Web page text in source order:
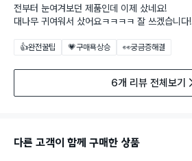
전부터 눈여겨보던 제품인데 이제 샀네요!
대나무 귀여워서 샀어요ㅋㅋㅋㅋ 잘 쓰겠습니다!
👍완전꿀팁 💗구매욕상승 👀궁금증해결
6개 리뷰 전체보기
다른 고객이 함께 구매한 상품